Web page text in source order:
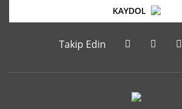
KAYDOL
Takip Edin